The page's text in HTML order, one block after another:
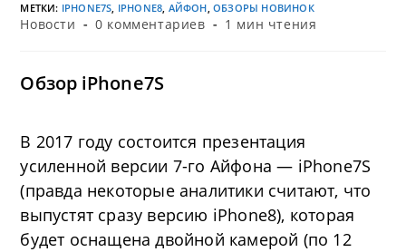
МЕТКИ: IPHONE7S, IPHONE8, АЙФОН, ОБЗОРЫ НОВИНОК
Новости 0 комментариев 1 мин чтения
Обзор iPhone7S
В 2017 году состоится презентация
усиленной версии 7-го Айфона — iPhone7S
(правда некоторые аналитики считают, что
выпустят сразу версию iPhone8), которая
будет оснащена двойной камерой (по 12